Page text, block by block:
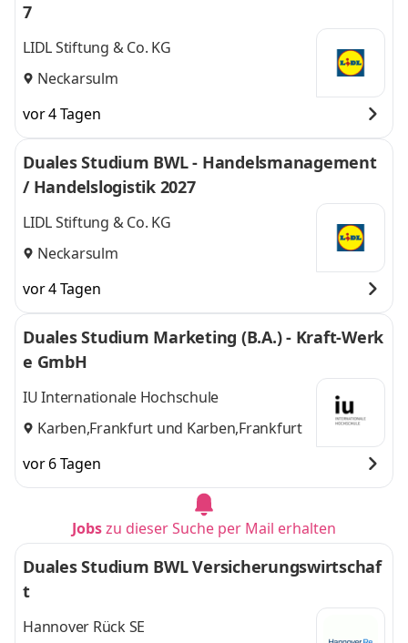
7
LIDL Stiftung & Co. KG
Neckarsulm
vor 4 Tagen
Duales Studium BWL - Handelsmanagement
/ Handelslogistik 2027
LIDL Stiftung & Co. KG
Neckarsulm
vor 4 Tagen
Duales Studium Marketing (B.A.) - Kraft-Werk
e GmbH
IU Internationale Hochschule
Karben,Frankfurt und Karben,Frankfurt
vor 6 Tagen
Jobszu dieser Suche per Mail erhalten
Duales Studium BWL Versicherungswirtschaf
t
Hannover Rück SE